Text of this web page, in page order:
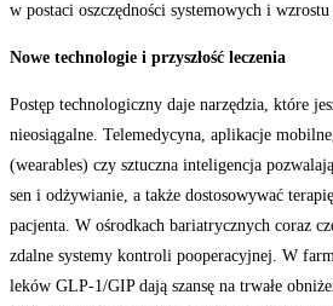
w postaci oszczędności systemowych i
Nowe technologie i przyszłość leczenia
Postęp technologiczny daje narzędzia, które
nieosiągalne. Telemedycyna, aplikacje
(wearables) czy sztuczna inteligencja
sen i odżywianie, a także dostosowywać
pacjenta. W ośrodkach bariatrycznych coraz
zdalne systemy kontroli pooperacyjnej. W
leków GLP-1/GIP dają szansę na trwałe